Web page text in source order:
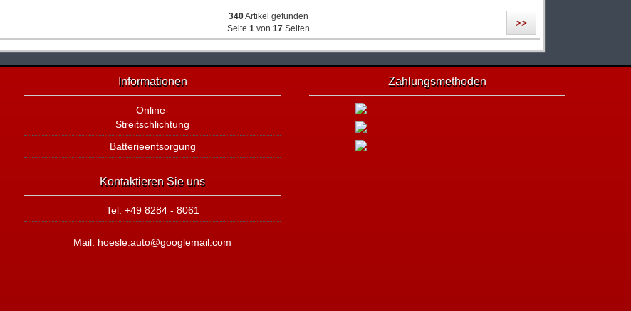
340Artikel gefunden
Seite1 von17 Seiten >>
Informationen
Online-
Streitschlichtung
Batterieentsorgung
Kontaktieren Sie uns
Tel: +49 8284 - 8061
Mail: hoesle.auto@googlemail.com
Zahlungsmethoden